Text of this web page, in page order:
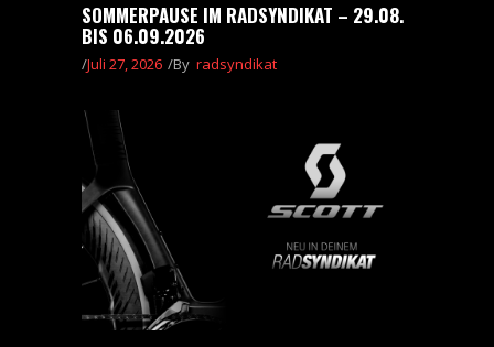
SOMMERPAUSE IM RADSYNDIKAT – 29.08.
BIS 06.09.2026
Juli 27, 2026 By radsyndikat